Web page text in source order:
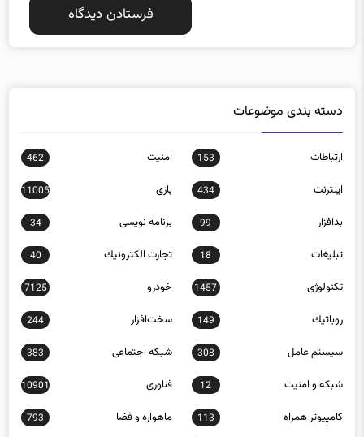
دسته بندی موضوعات
ارتباطات 153 امنيت 462
اينترنت 434 بازی 11005
بدافزار 99 برنامه نويسی 34
تبلیغات 18 تجارت الكترونيك 40
تکنولوژی 1457 خودرو 7125
روباتيك 149 سخت‌افزار 244
سيستم عامل 308 شبكه اجتماعی 383
شبكه و امنيت 12 فناوری 10901
كامپيوتر همراه 113 ماهواره و فضا 793